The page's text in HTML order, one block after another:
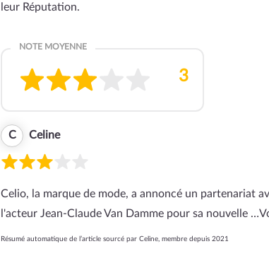
leur Réputation.
C Celine
Celio, la marque de mode, a annoncé un partenariat
l'acteur Jean-Claude Van Damme pour sa nouvelle …
Résumé automatique de l’article sourcé par Celine, membre depuis 2021